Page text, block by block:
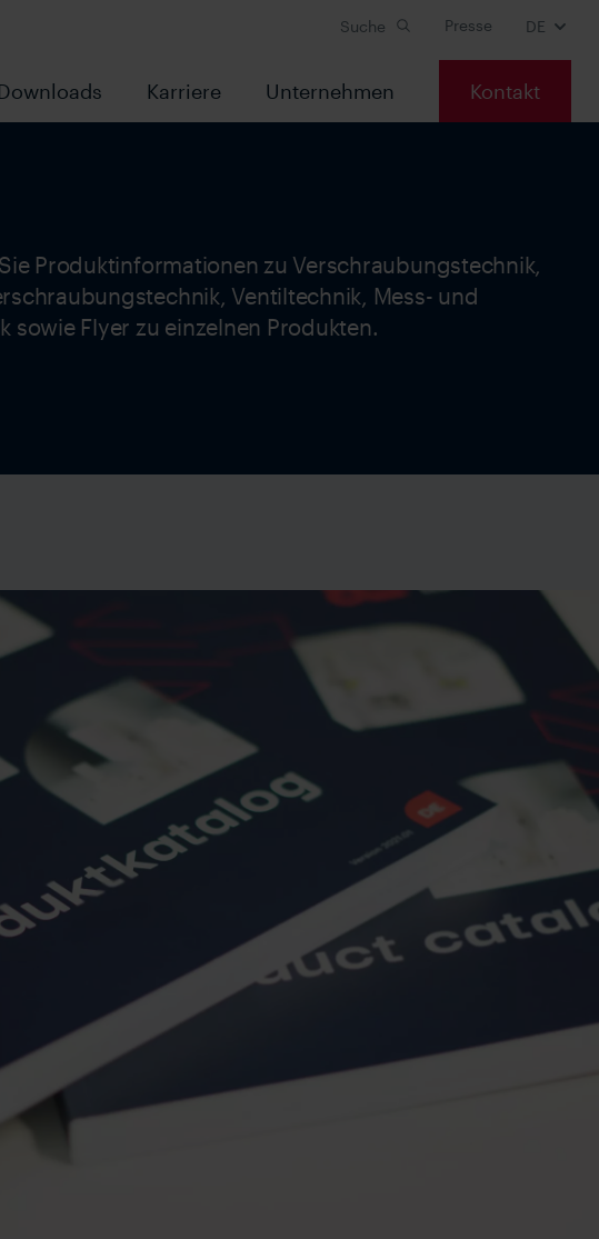
Suche Presse DE
Karriere Unternehmen Kontakt
Produktinformationen zu Verschraubungstechnik,
Ventiltechnik, Mess- und
sowie Flyer zu einzelnen Produkten.